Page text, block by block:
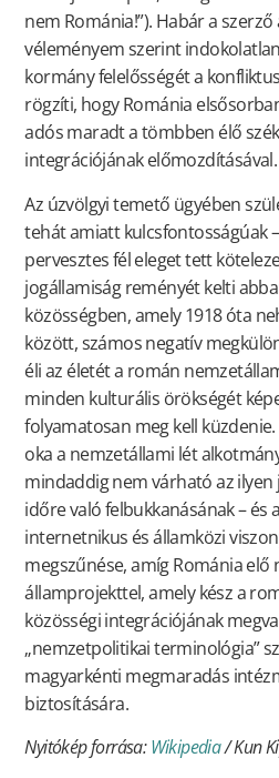
nem Románia!”). Habár a
véleményem szerint
kormány felelősségét a
rögzíti, hogy Románia
adós maradt a tömbben élő
integrációjának előmozdításával.
Az úzvölgyi temető ügyében
tehát amiatt kulcsfontosságúak
pervesztes fél eleget tett
jogállamiság reményét kelti
közösségben, amely 1918 óta
között, számos negatív
éli az életét a román
minden kulturális örökségét
folyamatosan meg kell
oka a nemzetállami lét
mindaddig nem várható az
időre való felbukkanásának – és
internetnikus és államközi
megszűnése, amíg Románia elő
államprojekttel, amely kész a
közösségi integrációjának
„nemzetpolitikai terminológia”
magyarkénti megmaradás
biztosítására.
Nyitókép forrása:Wikipedia/ Kun